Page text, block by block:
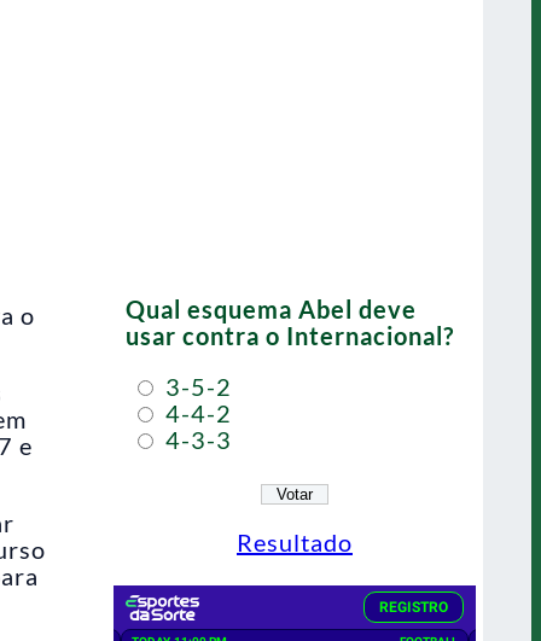
o
e
Qual esquema Abel deve
usar contra o Internacional?
3-5-2
4-4-2
4-3-3
Resultado